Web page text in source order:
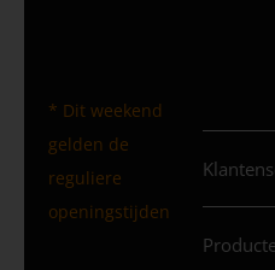
* Dit weekend
gelden de
reguliere
openingstijden